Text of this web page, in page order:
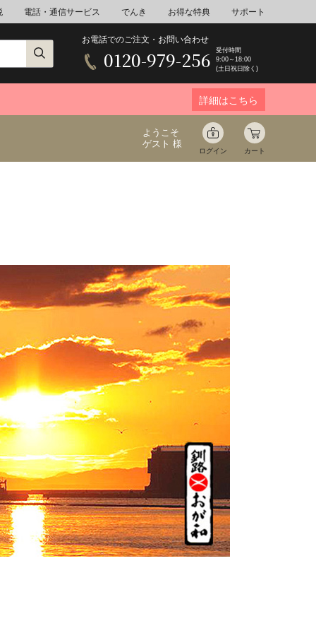
電話・通信サービス でんき お得な特典 サポート
お電話でのご注文・お問い合わせ
0120-979-256
受付時間
9:00～18:00
(土日祝日除く)
詳細はこちら
ミネラルウォーター
寄せ 健康/美容
音楽
防災関連
ようこそ
ゲスト 様
ログイン カート